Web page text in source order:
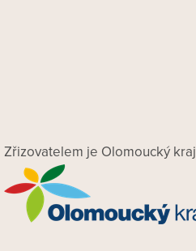
Zřizovatelem je Olomoucký kraj